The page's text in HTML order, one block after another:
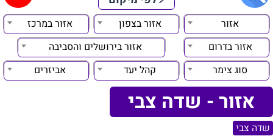
אזור אזור בצפון
אזור במרכז
אזור בדרום
אזור בירושלים והסביבה
סוג צימר
קהל יעד אביזרים
אזור - שדה צבי
שדה צבי